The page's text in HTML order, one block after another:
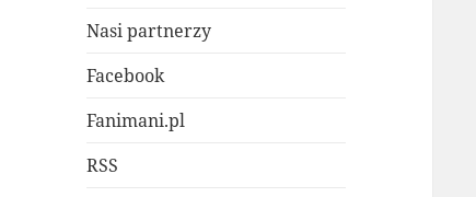
Nasi partnerzy
Facebook
Fanimani.pl
RSS